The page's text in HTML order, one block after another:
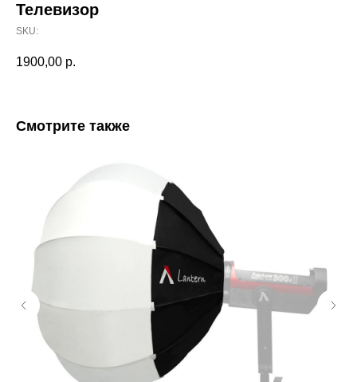
Телевизор
SKU:
1900,00 р.
Смотрите также